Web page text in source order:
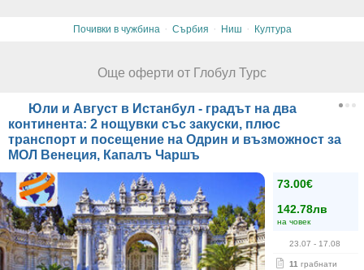
Почивки в чужбина · Сърбия · Ниш · Култура
Още оферти от Глобул Турс
Юли и Август в Истанбул - градът на два
континента: 2 нощувки със закуски, плюс
транспорт и посещение на Одрин и възможност за
МОЛ Венеция, Капалъ Чаршъ
73.00€
142.78лв
на човек
23.07 - 17.08
11 грабнати